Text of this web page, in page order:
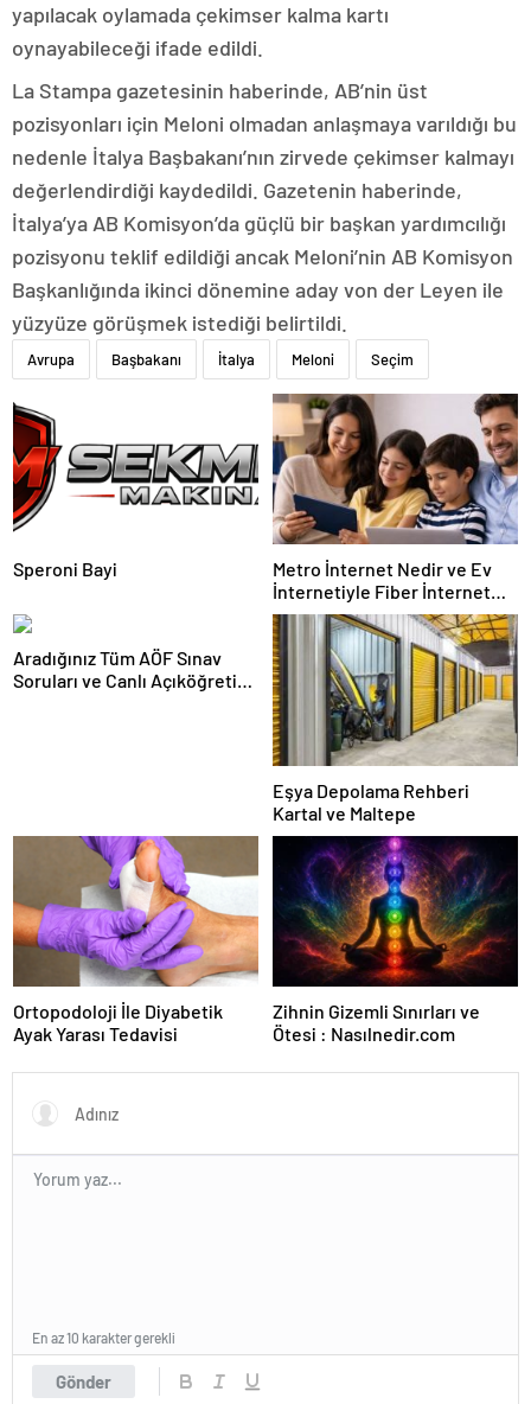
yapılacak oylamada çekimser kalma kartı
oynayabileceği ifade edildi.
La Stampa gazetesinin haberinde, AB’nin üst
pozisyonları için Meloni olmadan anlaşmaya varıldığı bu
nedenle İtalya Başbakanı’nın zirvede çekimser kalmayı
değerlendirdiği kaydedildi. Gazetenin haberinde,
İtalya’ya AB Komisyon’da güçlü bir başkan yardımcılığı
pozisyonu teklif edildiği ancak Meloni’nin AB Komisyon
Başkanlığında ikinci dönemine aday von der Leyen ile
yüzyüze görüşmek istediği belirtildi.
Avrupa Başbakanı İtalya Meloni Seçim
Speroni Bayi
Metro İnternet Nedir ve Ev
İnternetiyle Fiber İnternet
Arasındaki Farklar
Aradığınız Tüm AÖF Sınav
Soruları ve Canlı Açıköğretim
Eşya Depolama Rehberi
Kartal ve Maltepe
Ortopodoloji İle Diyabetik
Ayak Yarası Tedavisi
Zihnin Gizemli Sınırları ve
Ötesi : Nasılnedir.com
Gönder
En az 10 karakter gerekli